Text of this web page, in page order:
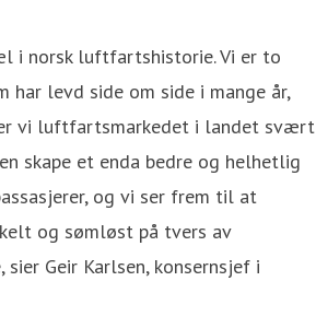
i norsk luftfartshistorie. Vi er to
har levd side om side i mange år,
vi luftfartsmarkedet i landet svært
skape et enda bedre og helhetlig
og vi ser frem til at
og sømløst på tvers av
Geir Karlsen, konsernsjef i